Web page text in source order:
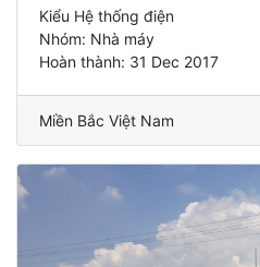
Kiểu Hệ thống điện
Nhóm: Nhà máy
Hoàn thành: 31 Dec 2017
Miền Bắc Việt Nam